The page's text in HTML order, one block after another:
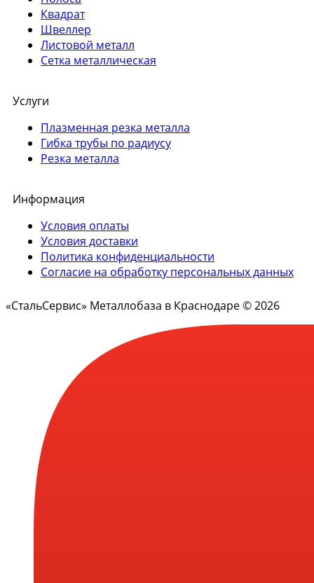
Квадрат
Швеллер
Листовой металл
Сетка металлическая
Услуги
Плазменная резка металла
Гибка трубы по радиусу
Резка металла
Информация
Условия оплаты
Условия доставки
Политика конфиденциальности
Согласие на обработку персональных данных
«СтальСервис» Металлобаза в Краснодаре © 2026